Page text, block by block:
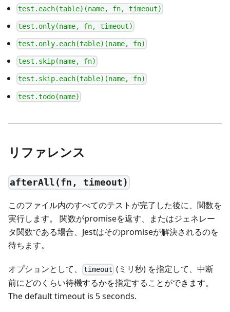
test.each(table)(name, fn, timeout)
test.only(name, fn, timeout)
test.only.each(table)(name, fn)
test.skip(name, fn)
test.skip.each(table)(name, fn)
test.todo(name)
リファレンス
afterAll(fn, timeout)
このファイル内のすべてのテストが完了した後に、関数を
実行します。 関数がpromiseを返す、またはジェネレー
タ関数である場合、Jestはそのpromiseが解決されるのを
待ちます。
オプションとして、 timeout (ミリ秒) を指定して、中断
前にどのくらい待機するかを指定することができます。
The default timeout is 5 seconds.